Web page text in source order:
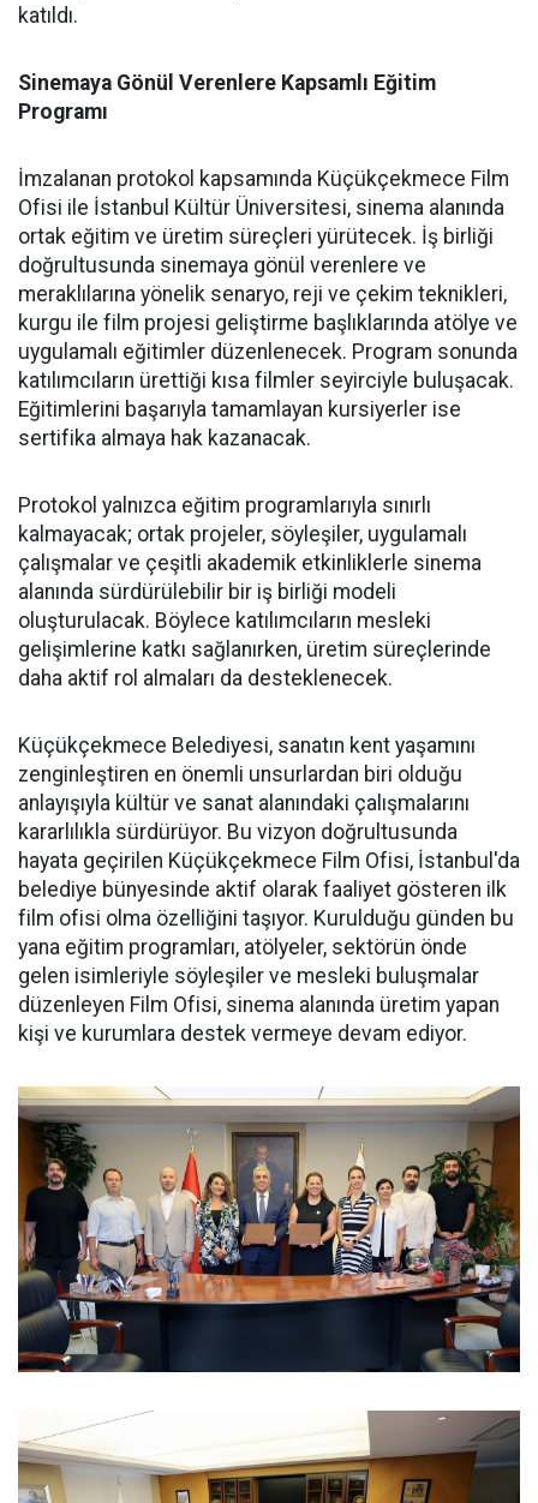
katıldı.
Sinemaya Gönül Verenlere Kapsamlı Eğitim
Programı
İmzalanan protokol kapsamında Küçükçekmece Film
Ofisi ile İstanbul Kültür Üniversitesi, sinema alanında
ortak eğitim ve üretim süreçleri yürütecek. İş birliği
doğrultusunda sinemaya gönül verenlere ve
meraklılarına yönelik senaryo, reji ve çekim teknikleri,
kurgu ile film projesi geliştirme başlıklarında atölye ve
uygulamalı eğitimler düzenlenecek. Program sonunda
katılımcıların ürettiği kısa filmler seyirciyle buluşacak.
Eğitimlerini başarıyla tamamlayan kursiyerler ise
sertifika almaya hak kazanacak.
Protokol yalnızca eğitim programlarıyla sınırlı
kalmayacak; ortak projeler, söyleşiler, uygulamalı
çalışmalar ve çeşitli akademik etkinliklerle sinema
alanında sürdürülebilir bir iş birliği modeli
oluşturulacak. Böylece katılımcıların mesleki
gelişimlerine katkı sağlanırken, üretim süreçlerinde
daha aktif rol almaları da desteklenecek.
Küçükçekmece Belediyesi, sanatın kent yaşamını
zenginleştiren en önemli unsurlardan biri olduğu
anlayışıyla kültür ve sanat alanındaki çalışmalarını
kararlılıkla sürdürüyor. Bu vizyon doğrultusunda
hayata geçirilen Küçükçekmece Film Ofisi, İstanbul'da
belediye bünyesinde aktif olarak faaliyet gösteren ilk
film ofisi olma özelliğini taşıyor. Kurulduğu günden bu
yana eğitim programları, atölyeler, sektörün önde
gelen isimleriyle söyleşiler ve mesleki buluşmalar
düzenleyen Film Ofisi, sinema alanında üretim yapan
kişi ve kurumlara destek vermeye devam ediyor.